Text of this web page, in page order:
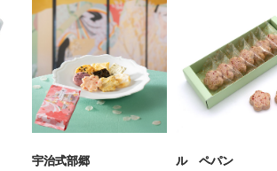
宇治式部郷
ル ペパン